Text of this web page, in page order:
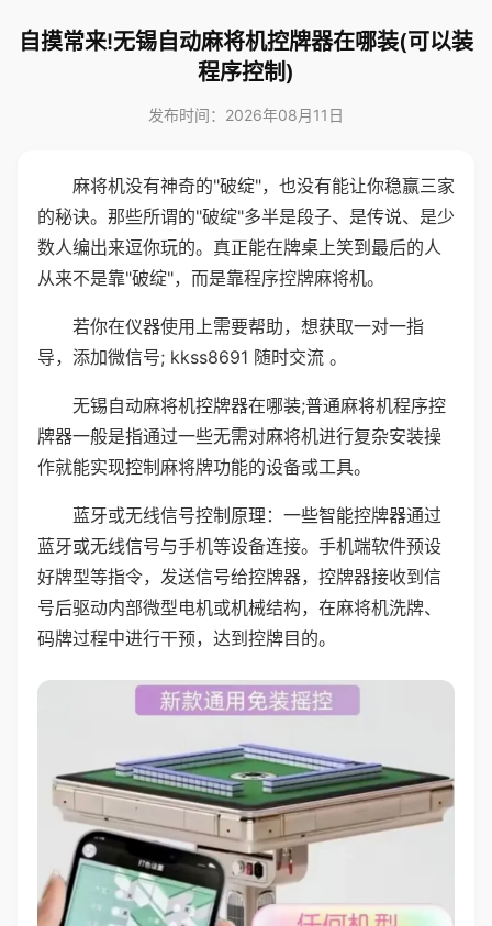
自摸常来!无锡自动麻将机控牌器在哪装(可以装
程序控制)
发布时间：2026年08月11日
麻将机没有神奇的"破绽"，也没有能让你稳赢三家
的秘诀。那些所谓的"破绽"多半是段子、是传说、是少
数人编出来逗你玩的。真正能在牌桌上笑到最后的人
从来不是靠"破绽"，而是靠程序控牌麻将机。
若你在仪器使用上需要帮助，想获取一对一指
导，添加微信号; kkss8691 随时交流 。
无锡自动麻将机控牌器在哪装;普通麻将机程序控
牌器一般是指通过一些无需对麻将机进行复杂安装操
作就能实现控制麻将牌功能的设备或工具。
蓝牙或无线信号控制原理：一些智能控牌器通过
蓝牙或无线信号与手机等设备连接。手机端软件预设
好牌型等指令，发送信号给控牌器，控牌器接收到信
号后驱动内部微型电机或机械结构，在麻将机洗牌、
码牌过程中进行干预，达到控牌目的。